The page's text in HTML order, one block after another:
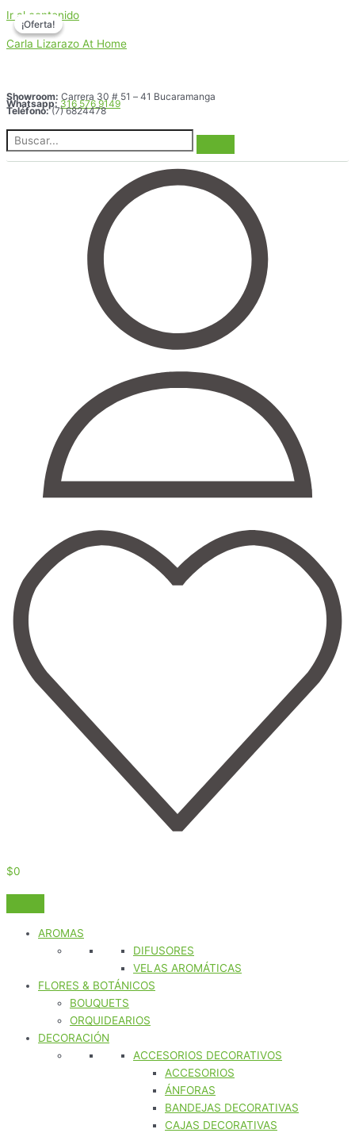
Ir al contenido
Carla Lizarazo At Home
Showroom: Carrera 30 # 51 – 41 Bucaramanga
Whatsapp: 316 576 9149
Teléfono: (7) 6824478
$0
AROMAS
DIFUSORES
VELAS AROMÁTICAS
FLORES & BOTÁNICOS
BOUQUETS
ORQUIDEARIOS
DECORACIÓN
ACCESORIOS DECORATIVOS
ACCESORIOS
ÁNFORAS
BANDEJAS DECORATIVAS
CAJAS DECORATIVAS
¡Oferta!
¡Oferta!